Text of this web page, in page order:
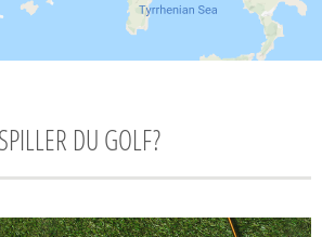
SPILLER DU GOLF?